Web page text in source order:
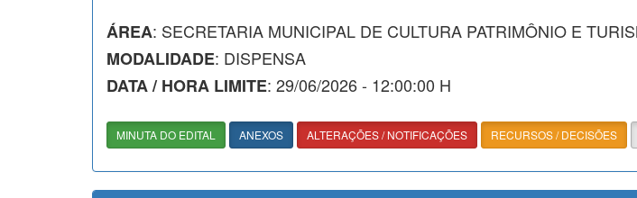
ÁREA: SECRETARIA MUNICIPAL DE CULTURA PATRIMÔNIO E
MODALIDADE: DISPENSA
DATA / HORA LIMITE: 29/06/2026 - 12:00:00 H
MINUTA DO EDITAL ANEXOS ALTERAÇÕES / NOTIFICAÇÕES RECURSOS / DECISÕES